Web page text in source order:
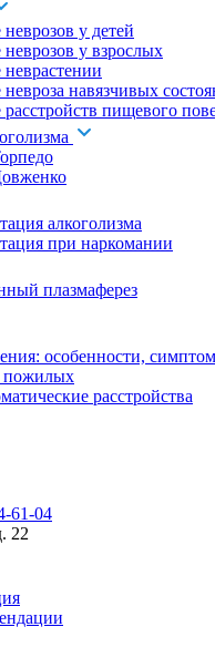
у детей
у взрослых
навязчивых
расстройств пищевого
алкоголизма
при наркомании
плазмаферез
особенности,
пожилых
расстройства
61-04
22